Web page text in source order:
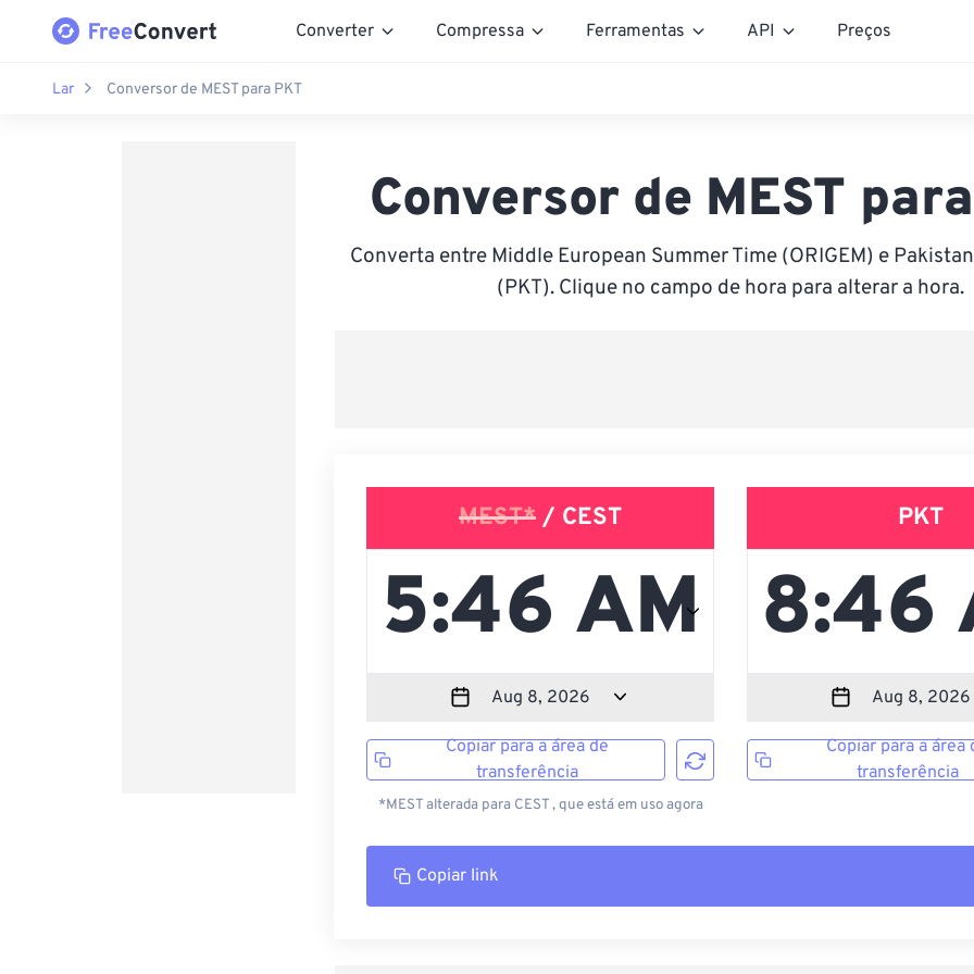
Converter Compressa Ferramentas API Preços
Lar Conversor de MEST para PKT
Conversor de MEST
Converta entre Middle European Summer Time (ORIGEM) e
(PKT). Clique no campo de hora para alterar a hora.
MEST* / CEST
Copiar para a área de
transferência
*MEST alterada para CEST , que está em uso agora
PKT
Copiar para a área
transferência
Copiar link